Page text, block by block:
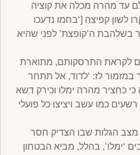
עד מהרה מכלה את קוציה
לשון קפיצה [‘בחמו נדעכו
בשלהבת ה’קופצת’ לפני שהיא
לקראת התרסקותם, מתוארת
במזמור לז: ‘לדוד, אל תתחר
כחציר מהרה ימלו וכירק דשא
רשעים כמו עשב ויציצו כל פועלי
הגלות שבו הצדיק חסר
‘ימלו’, בהלל, מביא הבטחון